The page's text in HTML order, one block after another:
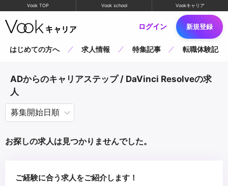
Vook TOP Vook school Vookキャリア
ログイン 新規登録
はじめての方へ 求人情報 特集記事 転職体験記
ADからのキャリアステップ / DaVinci Resolveの求
人
お探しの求人は見つかりませんでした。
ご経験に合う求人をご紹介します！